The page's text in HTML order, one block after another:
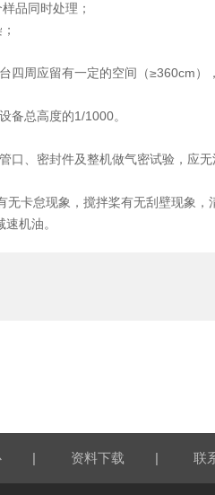
品同时处理；
周应留有一定的空间（≥360cm）
总高度的1/1000。
、密封件及整机做气密试验，应无
卡怠现象，搅拌桨有无刮壁现象，
机油。
| 资料下载 | 联